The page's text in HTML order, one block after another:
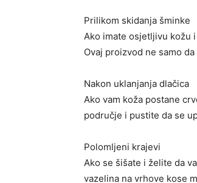
Prilikom skidanja šminke
Ako imate osjetljivu kožu
Ovaj proizvod ne samo
Nakon uklanjanja dlačica
Ako vam koža postane
područje i pustite da se
Polomljeni krajevi
Ako se šišate i želite da
vazelina na vrhove kose